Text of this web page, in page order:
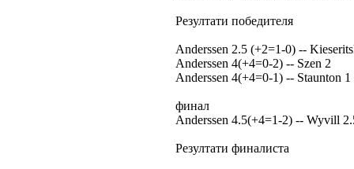
Резултати победителя
Anderssen 2.5 (+2=1-0) --
Anderssen 4(+4=0-2) -- Szen 2
Anderssen 4(+4=0-1) -- Staunton 1
финал
Anderssen 4.5(+4=1-2) -- Wyvill
Резултати финалиста